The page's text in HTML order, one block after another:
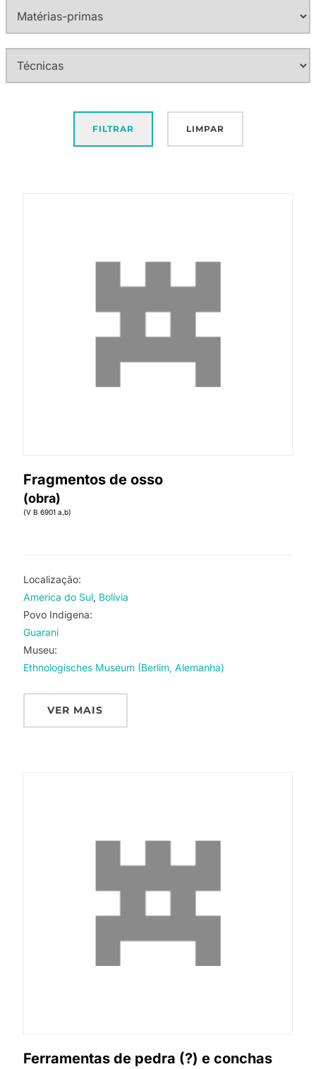
FILTRAR LIMPAR
Fragmentos de osso
(obra)
(V B 6901 a,b)
Localização:
America do Sul Bolívia
Povo Indigena:
Guarani
Museu:
Ethnologisches Museum (Berlim, Alemanha)
VER MAIS
Ferramentas de pedra (?) e conchas